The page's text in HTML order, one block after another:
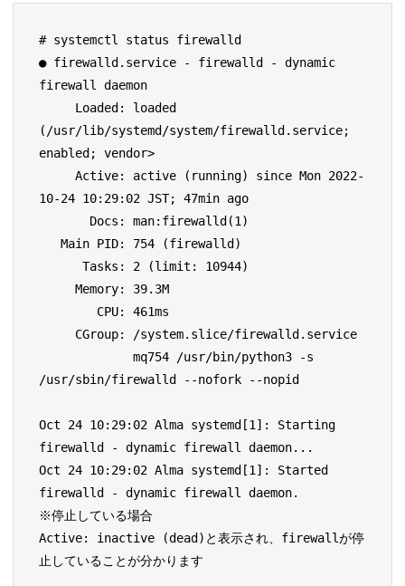
# systemctl status firewalld
● firewalld.service - firewalld - dynamic
firewall daemon
(/usr/lib/systemd/system/firewalld.service;
enabled; vendor>
10-24 10:29:02 JST; 47min ago
/usr/sbin/firewalld --nofork --nopid
Oct 24 10:29:02 Alma systemd[1]: Starting
firewalld - dynamic firewall daemon...
Oct 24 10:29:02 Alma systemd[1]: Started
firewalld - dynamic firewall daemon.
※停止している場合
Active: inactive (dead)と表示され、firewallが停
止していることが分かります